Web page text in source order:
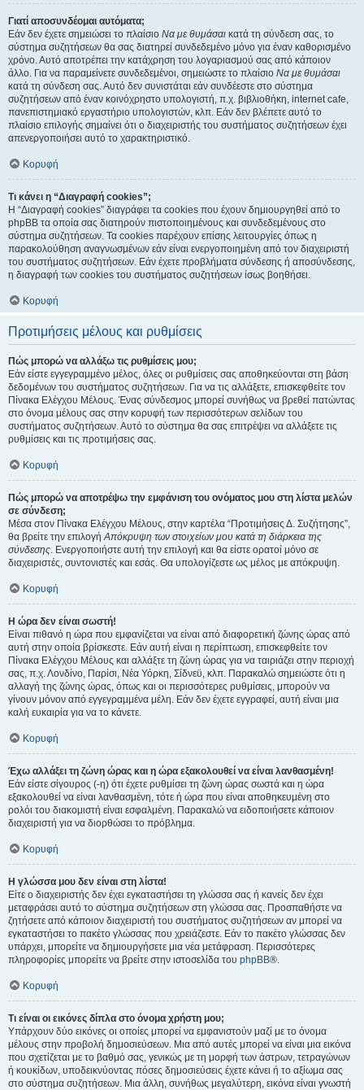
Γιατί αποσυνδέομαι αυτόματα;
Εάν δεν έχετε σημειώσει το πλαίσιο Να με θυμάσαι κατά τη σύνδεση σας, το
σύστημα συζητήσεων θα σας διατηρεί συνδεδεμένο μόνο για έναν καθορισμένο
χρόνο. Αυτό αποτρέπει την κατάχρηση του λογαριασμού σας από κάποιον
άλλο. Για να παραμείνετε συνδεδεμένοι, σημειώστε το πλαίσιο Να με θυμάσαι
κατά τη σύνδεση σας. Αυτό δεν συνιστάται εάν συνδέεστε στο σύστημα
συζητήσεων από έναν κοινόχρηστο υπολογιστή, π.χ. βιβλιοθήκη, internet cafe,
πανεπιστημιακό εργαστήριο υπολογιστών, κλπ. Εάν δεν βλέπετε αυτό το
πλαίσιο επιλογής σημαίνει ότι ο διαχειριστής του συστήματος συζητήσεων έχει
απενεργοποιήσει αυτό το χαρακτηριστικό.
Κορυφή
Τι κάνει η “Διαγραφή cookies”;
Η “Διαγραφή cookies” διαγράφει τα cookies που έχουν δημιουργηθεί από το
phpBB τα οποία σας διατηρούν πιστοποιημένους και συνδεδεμένους στο
σύστημα συζητήσεων. Τα cookies παρέχουν επίσης λειτουργίες όπως η
παρακολούθηση αναγνωσμένων εάν είναι ενεργοποιημένη από τον διαχειριστή
του συστήματος συζητήσεων. Εάν έχετε προβλήματα σύνδεσης ή αποσύνδεσης,
η διαγραφή των cookies του συστήματος συζητήσεων ίσως βοηθήσει.
Κορυφή
Προτιμήσεις μέλους και ρυθμίσεις
Πώς μπορώ να αλλάξω τις ρυθμίσεις μου;
Εάν είστε εγγεγραμμένο μέλος, όλες οι ρυθμίσεις σας αποθηκεύονται στη βάση
δεδομένων του συστήματος συζητήσεων. Για να τις αλλάξετε, επισκεφθείτε τον
Πίνακα Ελέγχου Μέλους. Ένας σύνδεσμος μπορεί συνήθως να βρεθεί πατώντας
στο όνομα μέλους σας στην κορυφή των περισσότερων σελίδων του
συστήματος συζητήσεων. Αυτό το σύστημα θα σας επιτρέψει να αλλάξετε τις
ρυθμίσεις και τις προτιμήσεις σας.
Κορυφή
Πώς μπορώ να αποτρέψω την εμφάνιση του ονόματος μου στη λίστα μελών
σε σύνδεση;
Μέσα στον Πίνακα Ελέγχου Μέλους, στην καρτέλα “Προτιμήσεις Δ. Συζήτησης”,
θα βρείτε την επιλογήΑπόκρυψη των στοιχείων μου κατά τη διάρκεια της
σύνδεσης. Ενεργοποιήστε αυτή την επιλογή και θα είστε ορατοί μόνο σε
διαχειριστές, συντονιστές και εσάς. Θα υπολογίζεστε ως μέλος με απόκρυψη.
Κορυφή
Η ώρα δεν είναι σωστή!
Είναι πιθανό η ώρα που εμφανίζεται να είναι από διαφορετική ζώνης ώρας από
αυτή στην οποία βρίσκεστε. Εάν αυτή είναι η περίπτωση, επισκεφθείτε τον
Πίνακα Ελέγχου Μέλους και αλλάξτε τη ζώνη ώρας για να ταιριάζει στην περιοχή
σας, π.χ. Λονδίνο, Παρίσι, Νέα Υόρκη, Σίδνεϋ, κλπ. Παρακαλώ σημειώστε ότι η
αλλαγή της ζώνης ώρας, όπως και οι περισσότερες ρυθμίσεις, μπορούν να
γίνουν μόνον από εγγεγραμμένα μέλη. Εάν δεν έχετε εγγραφεί, αυτή είναι μια
καλή ευκαιρία για να το κάνετε.
Κορυφή
Έχω αλλάξει τη ζώνη ώρας και η ώρα εξακολουθεί να είναι λανθασμένη!
Εάν είστε σίγουρος (-η) ότι έχετε ρυθμίσει τη ζώνη ώρας σωστά και η ώρα
εξακολουθεί να είναι λανθασμένη, τότε ή ώρα που είναι αποθηκευμένη στο
ρολόι του διακομιστή είναι εσφαλμένη. Παρακαλώ να ειδοποιήσετε κάποιον
διαχειριστή για να διορθώσει το πρόβλημα.
Κορυφή
Η γλώσσα μου δεν είναι στη λίστα!
Είτε ο διαχειριστής δεν έχει εγκαταστήσει τη γλώσσα σας ή κανείς δεν έχει
μεταφράσει αυτό το σύστημα συζητήσεων στη γλώσσα σας. Προσπαθήστε να
ζητήσετε από κάποιον διαχειριστή του συστήματος συζητήσεων αν μπορεί να
εγκαταστήσει το πακέτο γλώσσας που χρειάζεστε. Εάν το πακέτο γλώσσας δεν
υπάρχει, μπορείτε να δημιουργήσετε μια νέα μετάφραση. Περισσότερες
πληροφορίες μπορείτε να βρείτε στην ιστοσελίδα του phpBB®.
Κορυφή
Τι είναι οι εικόνες δίπλα στο όνομα χρήστη μου;
Υπάρχουν δύο εικόνες οι οποίες μπορεί να εμφανιστούν μαζί με το όνομα
μέλους στην προβολή δημοσιεύσεων. Μια από αυτές μπορεί να είναι μια εικόνα
που σχετίζεται με το βαθμό σας, γενικώς με τη μορφή των άστρων, τετραγώνων
ή κουκίδων, υποδεικνύοντας πόσες δημοσιεύσεις έχετε κάνει ή το αξίωμα σας
στο σύστημα συζητήσεων. Μια άλλη, συνήθως μεγαλύτερη, εικόνα είναι γνωστή